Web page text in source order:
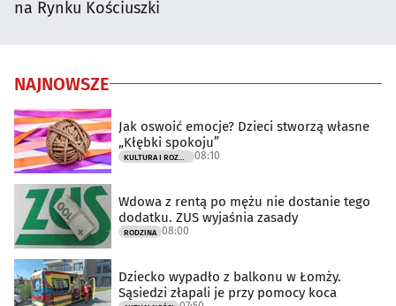
na Rynku Kościuszki
NAJNOWSZE
Jak oswoić emocje? Dzieci stworzą własne
„Kłębki spokoju”
KULTURA I ROZRYWKA 08:10
Wdowa z rentą po mężu nie dostanie tego
dodatku. ZUS wyjaśnia zasady
RODZINA 08:00
Dziecko wypadło z balkonu w Łomży.
Sąsiedzi złapali je przy pomocy koca